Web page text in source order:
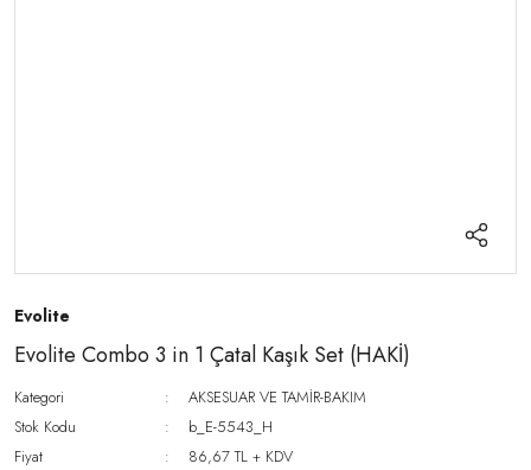
Evolite
Evolite Combo 3 in 1 Çatal Kaşık Set (HAKİ)
Kategori
AKSESUAR VE TAMİR-BAKIM
Stok Kodu
b_E-5543_H
Fiyat
86,67 TL + KDV